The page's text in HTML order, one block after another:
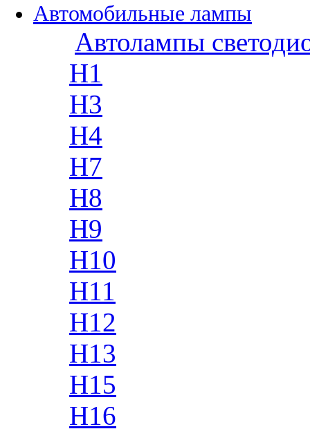
Автомобильные лампы
Автолампы
H1
H3
H4
H7
H8
H9
H10
H11
H12
H13
H15
H16